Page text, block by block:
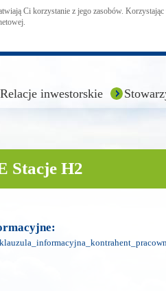
Ci korzystanie z jego zasobów.
Relacje inwestorskie
Stacje H2